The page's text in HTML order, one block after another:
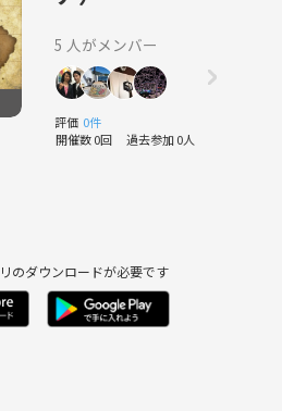
5 人がメンバー
評価 0件
開催数 0回 過去参加 0人
のダウンロードが必要です